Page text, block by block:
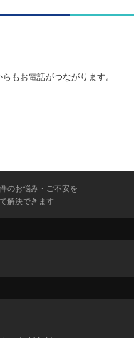
もお電話がつながります。
のお悩み・ご不安を
解決できます